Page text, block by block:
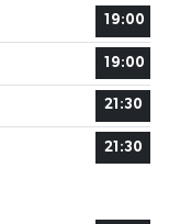
19:00
19:00
21:30
21:30